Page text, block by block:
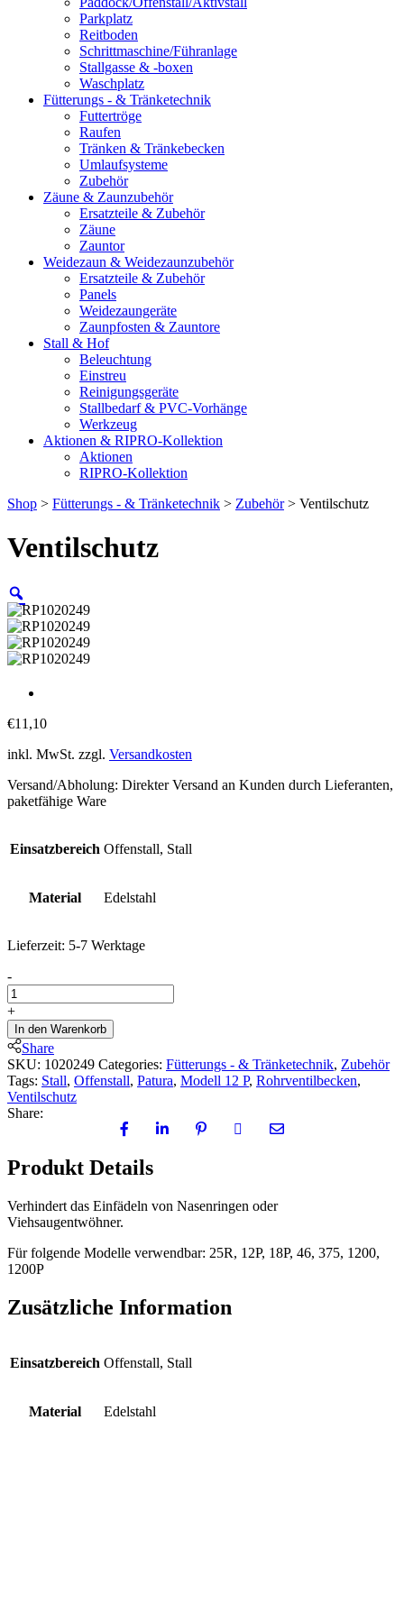
Parkplatz
Reitboden
Schrittmaschine/Führanlage
Stallgasse & -boxen
Waschplatz
Fütterungs - & Tränketechnik
Futtertröge
Raufen
Tränken & Tränkebecken
Umlaufsysteme
Zubehör
Zäune & Zaunzubehör
Ersatzteile & Zubehör
Zäune
Zauntor
Weidezaun & Weidezaunzubehör
Ersatzteile & Zubehör
Panels
Weidezaungeräte
Zaunpfosten & Zauntore
Stall & Hof
Beleuchtung
Einstreu
Reinigungsgeräte
Stallbedarf & PVC-Vorhänge
Werkzeug
Aktionen & RIPRO-Kollektion
Aktionen
RIPRO-Kollektion
Shop > Fütterungs - & Tränketechnik > Zubehör> Ventilschutz
Ventilschutz
€11,10
inkl. MwSt. zzgl. Versandkosten
Versand/Abholung: Direkter Versand an Kunden durch Lieferanten,
paketfähige Ware
Einsatzbereich Offenstall, Stall
Material Edelstahl
Lieferzeit: 5-7 Werktage
Ventilschutz
quantity
-
+
In den Warenkorb
Share
SKU: 1020249 Categories: Fütterungs - & Tränketechnik, Zubehör
Tags: Stall, Offenstall, Patura, Modell 12 P, Rohrventilbecken,
Ventilschutz
Share:
Produkt Details
Verhindert das Einfädeln von Nasenringen oder
Viehsaugentwöhner.
Für folgende Modelle verwendbar: 25R, 12P, 18P, 46, 375, 1200,
1200P
Zusätzliche Information
Einsatzbereich Offenstall, Stall
Material Edelstahl